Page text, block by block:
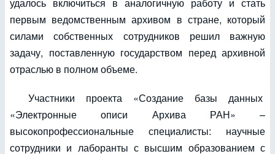
первым ведомственным архивом в стране, который
силами собственных сотрудников решил важную
задачу, поставленную государством перед архивной
отраслью в полном объеме.
Участники проекта «Создание базы данных
«Электронные описи Архива РАН» –
высокопрофессиональные специалисты: научные
сотрудники и лаборанты с высшим образованием с